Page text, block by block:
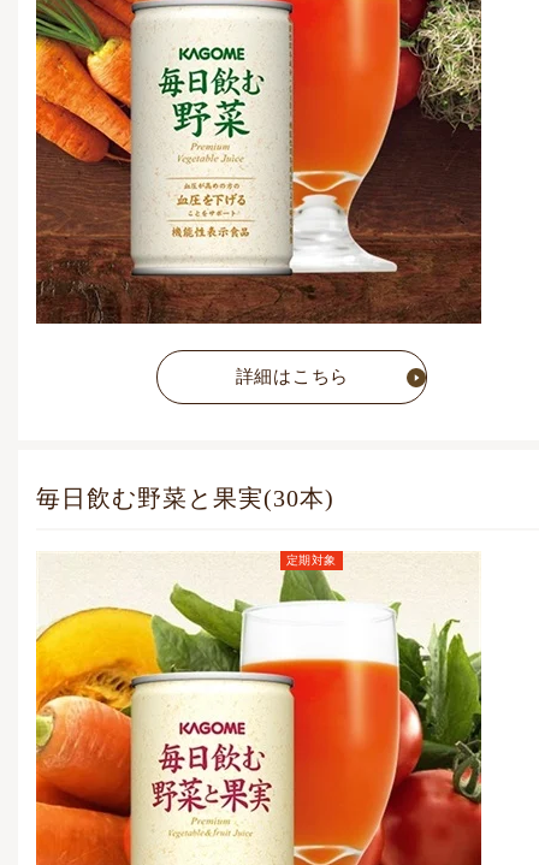
通常価格
7,052 (税込)
詳細はこちら
毎日飲む野菜と果実(30本)
定期対象
定期お届けコース価格
5,648
(税込)
通常価格
(税込)